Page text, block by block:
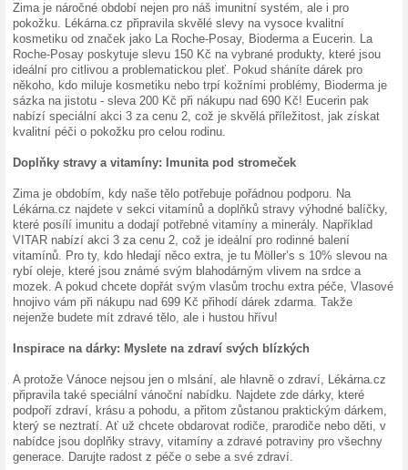
nejlepší? Do 31. října máte
nad 250 Kč! Takže si
doplňků bez starostí o
můžete přihodit do košíku
obdarovat!